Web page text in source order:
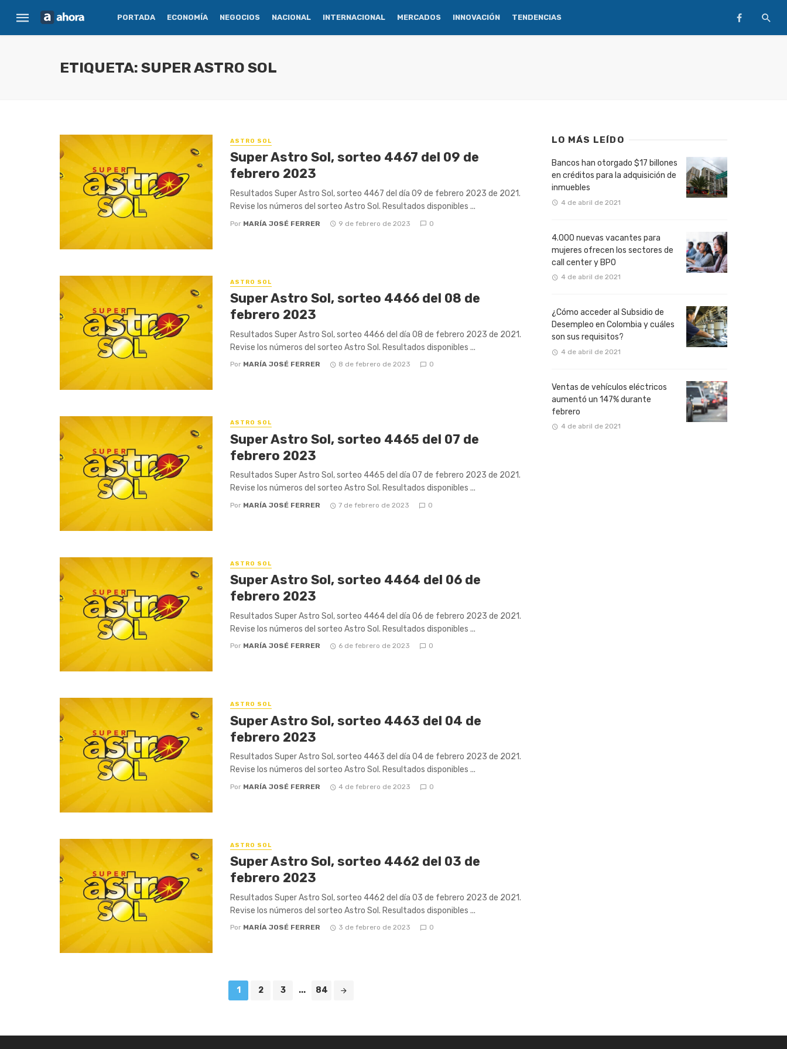
PORTADA ECONOMÍA NEGOCIOS NACIONAL INTERNACIONAL MERCADOS INNOVACIÓN TENDENCIAS
ETIQUETA: SUPER ASTRO SOL
ASTRO SOL
Super Astro Sol, sorteo 4467 del 09 de
febrero 2023
Resultados Super Astro Sol, sorteo 4467 del día 09 de febrero 2023 de 2021.
Revise los números del sorteo Astro Sol. Resultados disponibles ...
Por MARÍA JOSÉ FERRER 9 de febrero de 2023 0
ASTRO SOL
Super Astro Sol, sorteo 4466 del 08 de
febrero 2023
Resultados Super Astro Sol, sorteo 4466 del día 08 de febrero 2023 de 2021.
Revise los números del sorteo Astro Sol. Resultados disponibles ...
Por MARÍA JOSÉ FERRER 8 de febrero de 2023 0
ASTRO SOL
Super Astro Sol, sorteo 4465 del 07 de
febrero 2023
Resultados Super Astro Sol, sorteo 4465 del día 07 de febrero 2023 de 2021.
Revise los números del sorteo Astro Sol. Resultados disponibles ...
Por MARÍA JOSÉ FERRER 7 de febrero de 2023 0
ASTRO SOL
Super Astro Sol, sorteo 4464 del 06 de
febrero 2023
Resultados Super Astro Sol, sorteo 4464 del día 06 de febrero 2023 de 2021.
Revise los números del sorteo Astro Sol. Resultados disponibles ...
Por MARÍA JOSÉ FERRER 6 de febrero de 2023 0
ASTRO SOL
Super Astro Sol, sorteo 4463 del 04 de
febrero 2023
Resultados Super Astro Sol, sorteo 4463 del día 04 de febrero 2023 de 2021.
Revise los números del sorteo Astro Sol. Resultados disponibles ...
Por MARÍA JOSÉ FERRER 4 de febrero de 2023 0
ASTRO SOL
Super Astro Sol, sorteo 4462 del 03 de
febrero 2023
Resultados Super Astro Sol, sorteo 4462 del día 03 de febrero 2023 de 2021.
Revise los números del sorteo Astro Sol. Resultados disponibles ...
Por MARÍA JOSÉ FERRER 3 de febrero de 2023 0
1 2 3 ... 84
LO MÁS LEÍDO
Bancos han otorgado $17 billones
en créditos para la adquisición de
inmuebles
4 de abril de 2021
4.000 nuevas vacantes para
mujeres ofrecen los sectores de
call center y BPO
4 de abril de 2021
¿Cómo acceder al Subsidio de
Desempleo en Colombia y cuáles
son sus requisitos?
4 de abril de 2021
Ventas de vehículos eléctricos
aumentó un 147% durante
febrero
4 de abril de 2021